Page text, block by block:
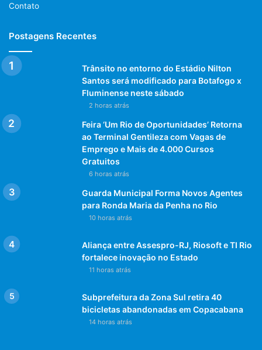
Contato
Postagens Recentes
Trânsito no entorno do Estádio Nilton
Santos será modificado para Botafogo x
Fluminense neste sábado
2 horas atrás
Feira ‘Um Rio de Oportunidades’ Retorna
ao Terminal Gentileza com Vagas de
Emprego e Mais de 4.000 Cursos
Gratuitos
6 horas atrás
Guarda Municipal Forma Novos Agentes
para Ronda Maria da Penha no Rio
10 horas atrás
Aliança entre Assespro-RJ, Riosoft e TI Rio
fortalece inovação no Estado
11 horas atrás
Subprefeitura da Zona Sul retira 40
bicicletas abandonadas em Copacabana
14 horas atrás